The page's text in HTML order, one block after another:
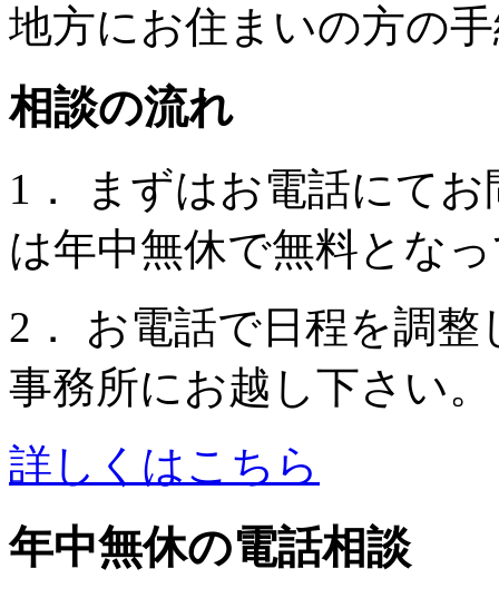
地方にお住まいの方の
相談の流れ
1． まずはお電話にて
は年中無休で無料とな
2． お電話で日程を調
事務所にお越し下さい。
詳しくはこちら
年中無休の電話相談